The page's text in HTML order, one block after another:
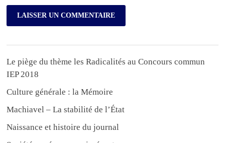
Le piège du thème les Radicalités au Concours commun
IEP 2018
Culture générale : la Mémoire
Machiavel – La stabilité de l’État
Naissance et histoire du journal